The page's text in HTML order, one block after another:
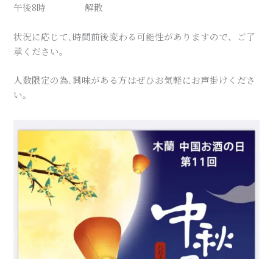
午後8時 解散
状況に応じて､時間前後変わる可能性がありますので、ご了
承ください。
人数限定の為､興味がある方はぜひお気軽にお声掛けくださ
い。